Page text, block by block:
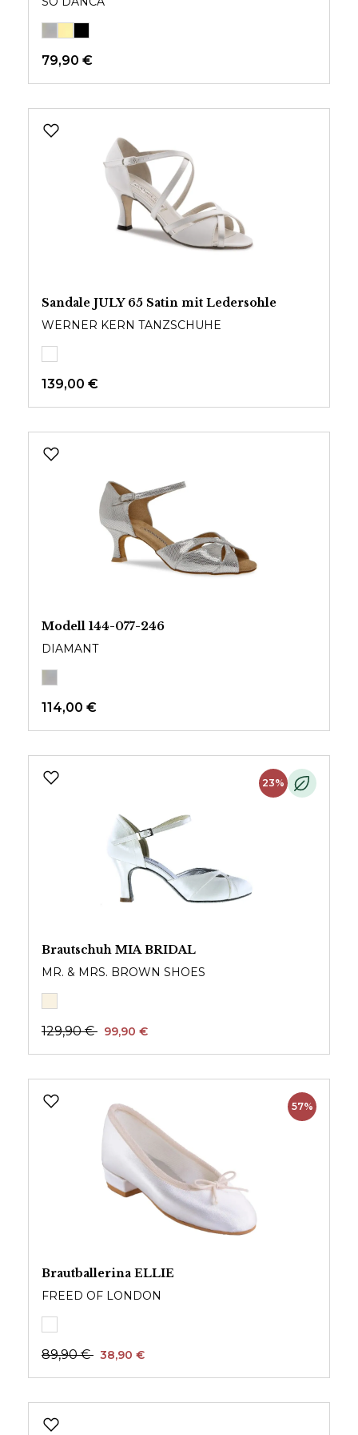
79,90 €
Sandale JULY 65 Satin mit Ledersohle
WERNER KERN TANZSCHUHE
139,00 €
Modell 144-077-246
DIAMANT
114,00 €
23%
Brautschuh MIA BRIDAL
MR. & MRS. BROWN SHOES
129,90 € 99,90 €
57%
Brautballerina ELLIE
FREED OF LONDON
89,90 € 38,90 €